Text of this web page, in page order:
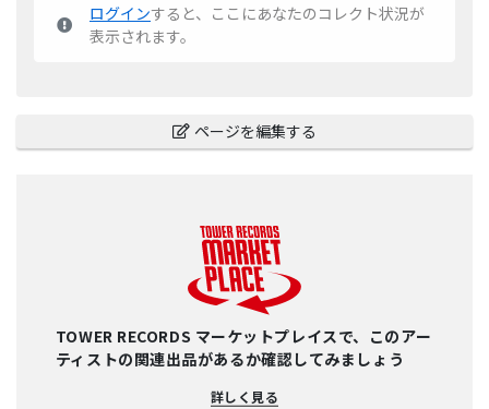
ログインすると、ここにあなたのコレクト状況が
表示されます。
ページを編集する
TOWER RECORDS マーケットプレイスで、このアー
ティストの関連出品があるか確認してみましょう
詳しく見る